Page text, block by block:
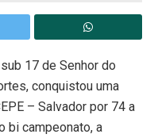
17 de Senhor do
conquistou uma
– Salvador por 74 a
bi campeonato, a